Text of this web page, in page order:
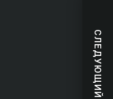
СЛЕДУЮЩИЙ